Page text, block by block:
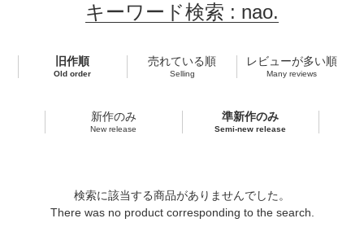
キーワード検索 : nao.
旧作順
Old order
売れている順
Selling
レビューが多い順
Many reviews
新作のみ
New release
準新作のみ
Semi-new release
検索に該当する商品がありませんでした。
There was no product corresponding to the search.